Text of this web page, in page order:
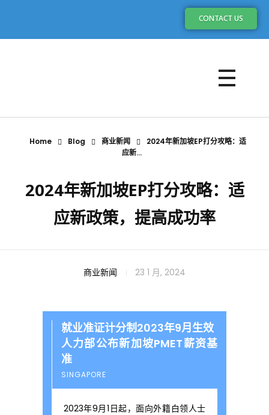
CONTACT US
Home Blog 商业新闻
2024年新加坡EP打分攻略：适
应新...
2024年新加坡EP打分攻略：适
应新政策，提高成功率
0
4
23 1 月, 2024
商业新闻
就业准证计分制2023年9月生效
人力部公布新加坡PMET薪资基
准
SINGAPORE
2023年9月1日起，面向外籍白领人士